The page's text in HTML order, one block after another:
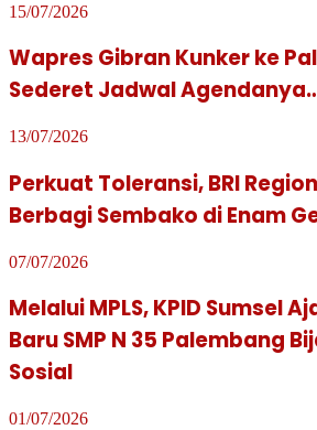
15/07/2026
Wapres Gibran Kunker ke
Sederet Jadwal
13/07/2026
Perkuat Toleransi, BRI
Berbagi Sembako di Enam
07/07/2026
Melalui MPLS, KPID Sumsel
Baru SMP N 35 Palembang
Sosial
01/07/2026